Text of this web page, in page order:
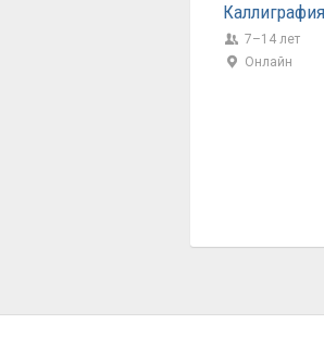
Каллиграфия
7–14 лет
Онлайн